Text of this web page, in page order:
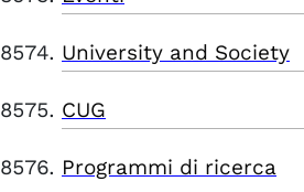
University and Society
CUG
Programmi di ricerca